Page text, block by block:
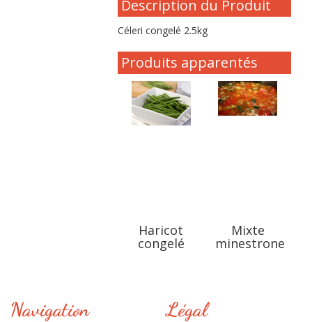
Description du Produit
Céleri congelé 2.5kg
Produits apparentés
Haricot
congelé
Mixte
minestrone
Navigation Légal